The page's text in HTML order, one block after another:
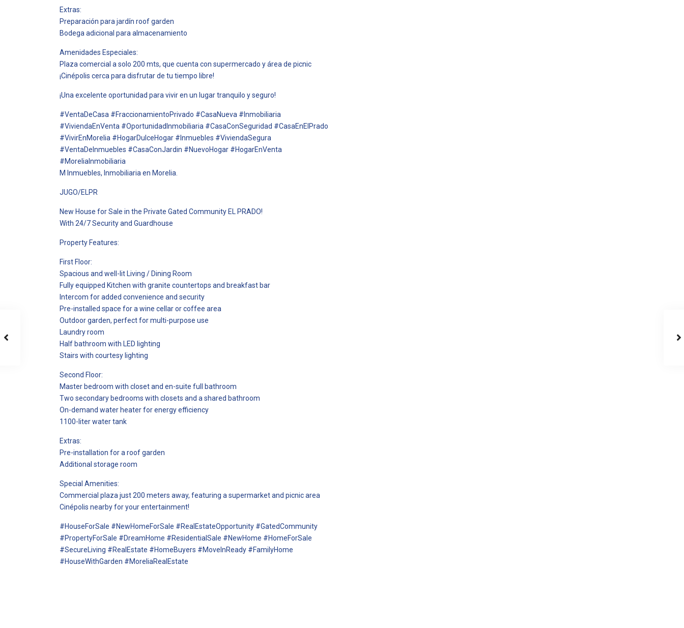
Extras:
Preparación para jardín roof garden
Bodega adicional para almacenamiento
Amenidades Especiales:
Plaza comercial a solo 200 mts, que cuenta con supermercado y área de picnic
¡Cinépolis cerca para disfrutar de tu tiempo libre!
¡Una excelente oportunidad para vivir en un lugar tranquilo y seguro!
#VentaDeCasa #FraccionamientoPrivado #CasaNueva #Inmobiliaria
#ViviendaEnVenta #OportunidadInmobiliaria #CasaConSeguridad #CasaEnElPrado
#VivirEnMorelia #HogarDulceHogar #Inmuebles #ViviendaSegura
#VentaDeInmuebles #CasaConJardin #NuevoHogar #HogarEnVenta
#MoreliaInmobiliaria
M Inmuebles, Inmobiliaria en Morelia.
JUGO/ELPR
New House for Sale in the Private Gated Community EL PRADO!
With 24/7 Security and Guardhouse
Property Features:
First Floor:
Spacious and well-lit Living / Dining Room
Fully equipped Kitchen with granite countertops and breakfast bar
Intercom for added convenience and security
Pre-installed space for a wine cellar or coffee area
Outdoor garden, perfect for multi-purpose use
Laundry room
Half bathroom with LED lighting
Stairs with courtesy lighting
Second Floor:
Master bedroom with closet and en-suite full bathroom
Two secondary bedrooms with closets and a shared bathroom
On-demand water heater for energy efficiency
1100-liter water tank
Extras:
Pre-installation for a roof garden
Additional storage room
Special Amenities:
Commercial plaza just 200 meters away, featuring a supermarket and picnic area
Cinépolis nearby for your entertainment!
#HouseForSale #NewHomeForSale #RealEstateOpportunity #GatedCommunity
#PropertyForSale #DreamHome #ResidentialSale #NewHome #HomeForSale
#SecureLiving #RealEstate #HomeBuyers #MoveInReady #FamilyHome
#HouseWithGarden #MoreliaRealEstate